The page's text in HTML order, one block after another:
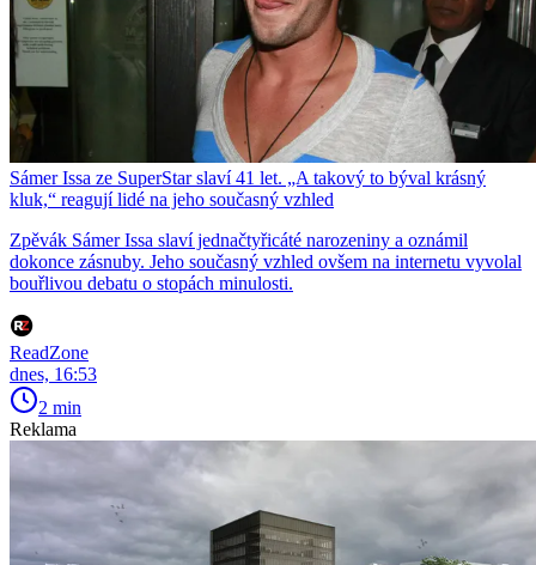
Sámer Issa ze SuperStar slaví 41 let. „A takový to býval krásný
kluk,“ reagují lidé na jeho současný vzhled
Zpěvák Sámer Issa slaví jednačtyřicáté narozeniny a oznámil
dokonce zásnuby. Jeho současný vzhled ovšem na internetu vyvolal
bouřlivou debatu o stopách minulosti.
ReadZone
dnes, 16:53
2 min
Reklama